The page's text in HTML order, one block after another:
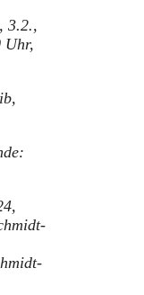
3.2.,
Uhr,